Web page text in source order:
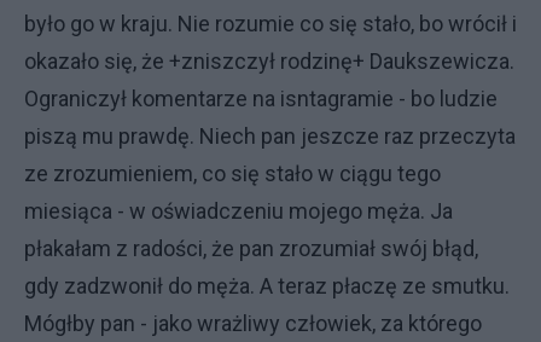
było go w kraju. Nie rozumie co się stało, bo wrócił i
okazało się, że +zniszczył rodzinę+ Daukszewicza.
Ograniczył komentarze na isntagramie - bo ludzie
piszą mu prawdę. Niech pan jeszcze raz przeczyta
ze zrozumieniem, co się stało w ciągu tego
miesiąca - w oświadczeniu mojego męża. Ja
płakałam z radości, że pan zrozumiał swój błąd,
gdy zadzwonił do męża. A teraz płaczę ze smutku.
Mógłby pan - jako wrażliwy człowiek, za którego